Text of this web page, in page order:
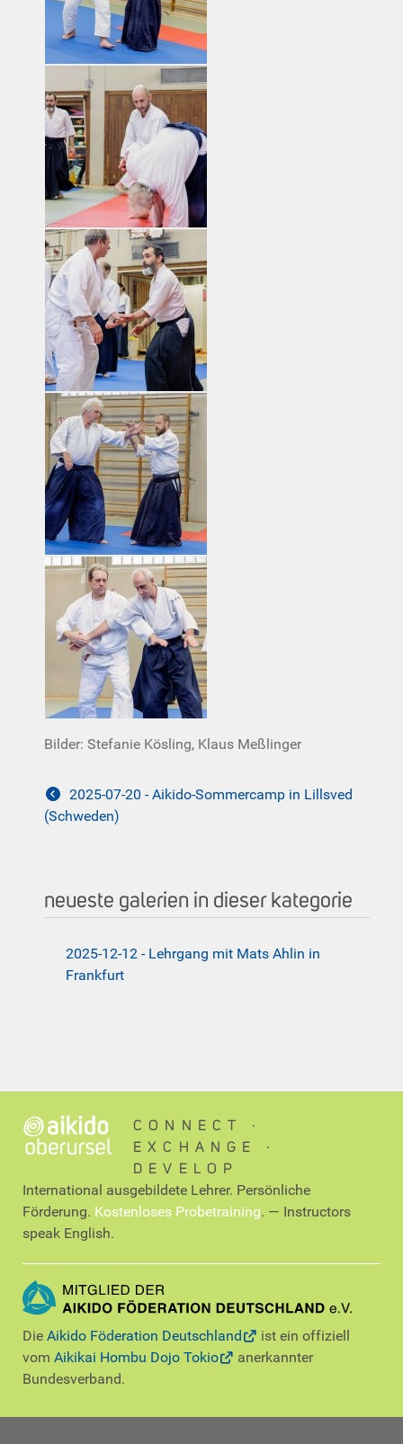
Bilder: Stefanie Kösling, Klaus Meßlinger
2025-07-20 - Aikido-Sommercamp in Lillsved
(Schweden)
neueste galerien in dieser kategorie
2025-12-12 - Lehrgang mit Mats Ahlin in
Frankfurt
CONNECT ∙
EXCHANGE ∙
DEVELOP
International ausgebildete Lehrer. Persönliche
Förderung. Kostenloses Probetraining. — Instructors
speak English.
Die Aikido Föderation Deutschland
ist ein offiziell
vom Aikikai Hombu Dojo Tokio
anerkannter
Bundesverband.